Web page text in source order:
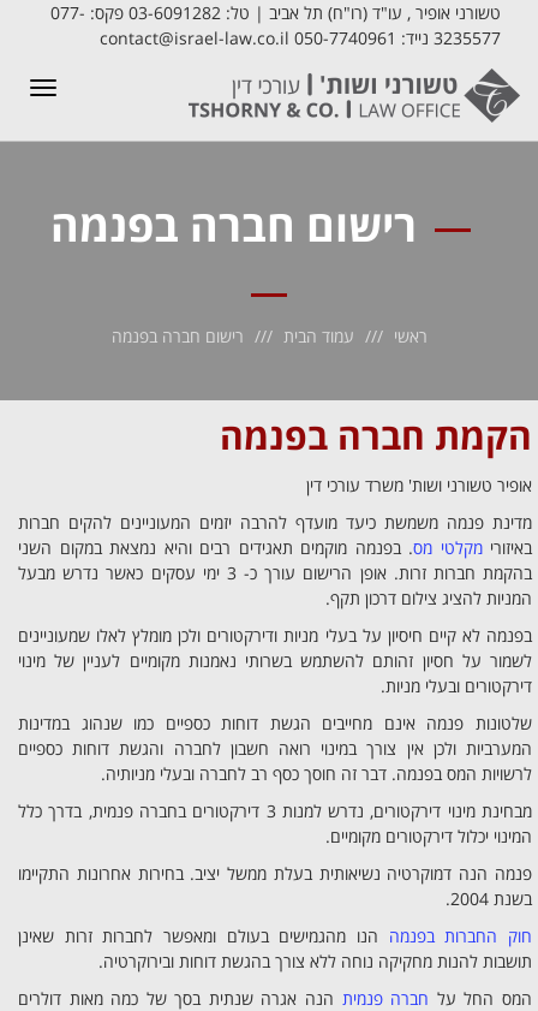
טשורני אופיר , עו"ד (רו"ח) תל אביב | טל: 03-6091282 פקס: 077-
3235577 נייד: 050-7740961 contact@israel-law.co.il
רישום חברה בפנמה
ראשי עמוד הבית רישום חברה בפנמה
הקמת חברה בפנמה
אופיר טשורני ושות' משרד עורכי דין
מדינת פנמה משמשת כיעד מועדף להרבה יזמים המעוניינים להקים חברות
באיזורימקלטי מס. בפנמה מוקמים תאגידים רבים והיא נמצאת במקום השני
בהקמת חברות זרות. אופן הרישום עורך כ- 3 ימי עסקים כאשר נדרש מבעל
המניות להציג צילום דרכון תקף.
בפנמה לא קיים חיסיון על בעלי מניות ודירקטורים ולכן מומלץ לאלו שמעוניינים
לשמור על חסיון זהותם להשתמש בשרותי נאמנות מקומיים לעניין של מינוי
דירקטורים ובעלי מניות.
שלטונות פנמה אינם מחייבים הגשת דוחות כספיים כמו שנהוג במדינות
המערביות ולכן אין צורך במינוי רואה חשבון לחברה והגשת דוחות כספיים
לרשויות המס בפנמה. דבר זה חוסך כסף רב לחברה ובעלי מניותיה.
מבחינת מינוי דירקטורים, נדרש למנות 3 דירקטורים בחברה פנמית, בדרך כלל
המינוי יכלול דירקטורים מקומיים.
פנמה הנה דמוקרטיה נשיאותית בעלת ממשל יציב. בחירות אחרונות התקיימו
בשנת 2004.
חוק החברות בפנמה הנו מהגמישים בעולם ומאפשר לחברות זרות שאינן
תושבות להנות מחקיקה נוחה ללא צורך בהגשת דוחות ובירוקרטיה.
המס החל על חברה פנמית הנה אגרה שנתית בסך של כמה מאות דולרים